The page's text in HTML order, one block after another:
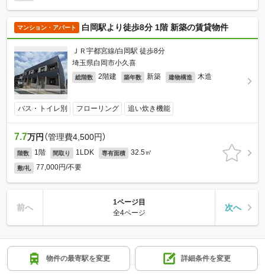
マンション・アパート 白岡駅より徒歩8分 1階 新築の賃貸物件
ＪＲ宇都宮線/白岡駅 徒歩8分
埼玉県白岡市小久喜
総階数 2階建 築年数 新築 建物構造 木造
バス・トイレ別 フローリング 追い炊き機能
7.7万円 （管理費4,500円）
階数 1階 間取り 1LDK 専有面積 32.5㎡
敷/礼 77,000円/不要
前へ
1ページ目
全4ページ
次へ
130件
物件の最寄駅を変更 詳細条件を変更